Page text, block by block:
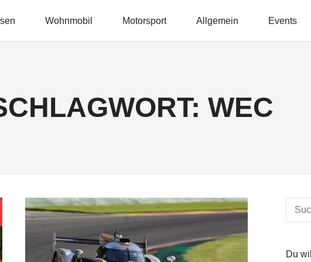
Wohnmobil Motorsport Allgemein Events
WEC
Du